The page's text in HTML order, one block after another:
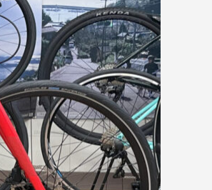
体型ハンドルの比較と...
CANNONDALE SUPERSIX
EVO Ca...
品SH-RC90...
ド RP9 受注受付...